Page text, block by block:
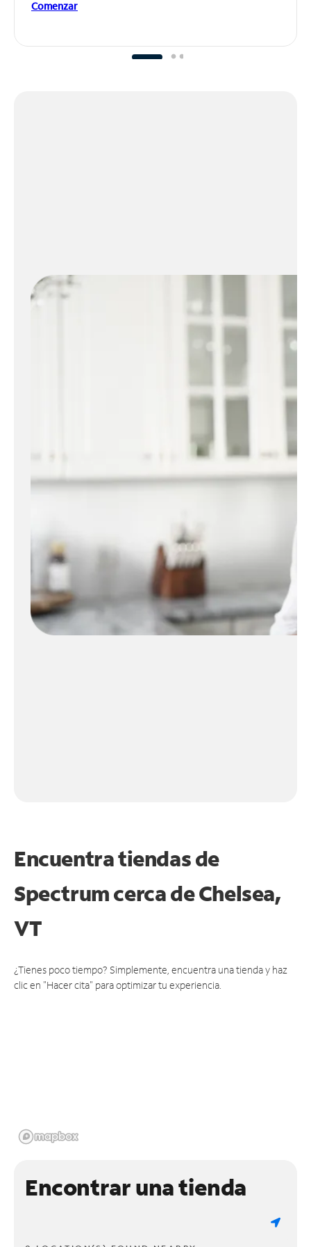
Comenzar
Encuentra tiendas de
Spectrum cerca deChelsea,
VT
¿Tienes poco tiempo? Simplemente, encuentra una tienda y haz
clic en "Hacer cita" para optimizar tu experiencia.
Encontrar una tienda